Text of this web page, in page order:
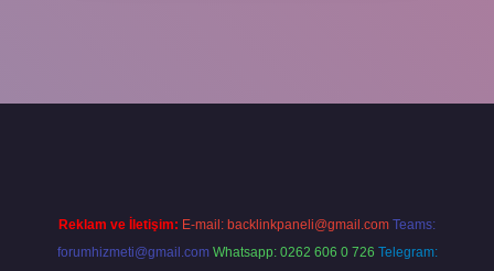
Reklam ve İletişim: E-mail: backlinkpaneli@gmail.com Teams:
forumhizmeti@gmail.com Whatsapp: 0262 606 0 726 Telegram: